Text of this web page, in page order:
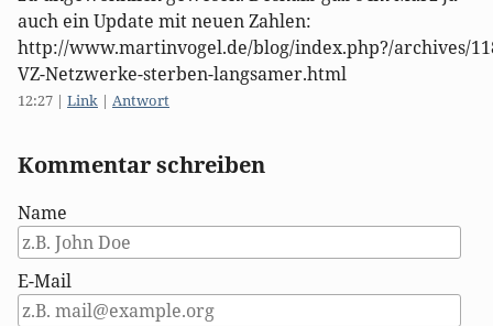
auch ein Update mit neuen Zahlen:
http://www.martinvogel.de/blog/index.php?/archives/
VZ-Netzwerke-sterben-langsamer.html
12:27 | Link | Antwort
Kommentar schreiben
Name
E-Mail